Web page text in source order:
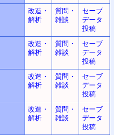
改造・
解析
質問・
雑談
セーブ
データ
投稿
改造・
解析
質問・
雑談
セーブ
データ
投稿
改造・
解析
質問・
雑談
セーブ
データ
投稿
改造・
解析
質問・
雑談
セーブ
データ
投稿